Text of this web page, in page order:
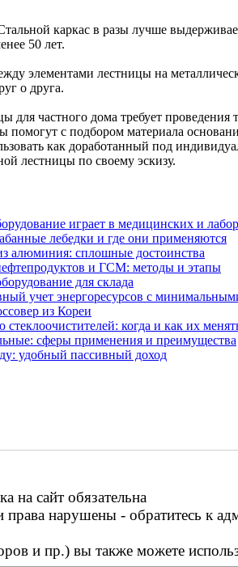
каркас в разы лучше
50 лет.
элементами лестницы на
о друга.
для частного дома требует проведения
помогут с подбором материала
как доработанный под
лестницы по своему эскизу.
играет в медицинских и
лебедки и где они применяются
алюминия: сплошные достоинства
и ГСМ: методы и этапы
для склада
учет энергоресурсов с
из Кореи
когда и как их
сферы применения и преимущества
удобный пассивный доход
на сайт обязательна
нарушены - обратитесь к
и пр.) вы также можете